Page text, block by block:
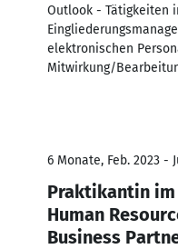
Outlook - Tätigkeiten
elektronischen
Mitwirkung/
6 Monate, Feb. 2023 -
Praktikantin im
Human
Business